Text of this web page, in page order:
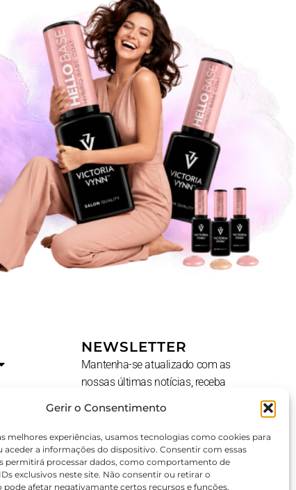
Gerir o Consentimento
melhores experiências, usamos tecnologias como cookies para
aceder a informações do dispositivo. Consentir com essas
permitirá processar dados, como comportamento de
exclusivos neste site. Não consentir ou retirar o
afetar negativamante certos recursos e funções.
NEWSLETTER
Mantenha-se atualizado com as
nossas últimas notícias, receba
Nome
E-